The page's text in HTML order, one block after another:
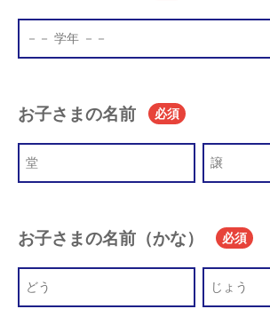
お子さまの名前 必須
お子さまの名前（かな） 必須